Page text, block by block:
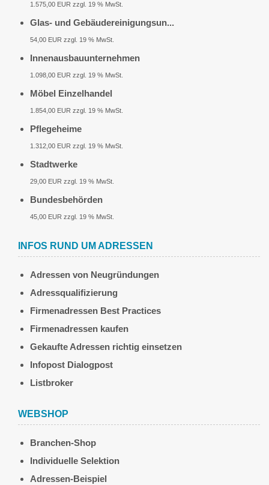
1.575,00 EUR zzgl. 19 % MwSt.
Glas- und Gebäudereinigungsun...
54,00 EUR zzgl. 19 % MwSt.
Innenausbauunternehmen
1.098,00 EUR zzgl. 19 % MwSt.
Möbel Einzelhandel
1.854,00 EUR zzgl. 19 % MwSt.
Pflegeheime
1.312,00 EUR zzgl. 19 % MwSt.
Stadtwerke
29,00 EUR zzgl. 19 % MwSt.
Bundesbehörden
45,00 EUR zzgl. 19 % MwSt.
INFOS RUND UM ADRESSEN
Adressen von Neugründungen
Adressqualifizierung
Firmenadressen Best Practices
Firmenadressen kaufen
Gekaufte Adressen richtig einsetzen
Infopost Dialogpost
Listbroker
WEBSHOP
Branchen-Shop
Individuelle Selektion
Adressen-Beispiel